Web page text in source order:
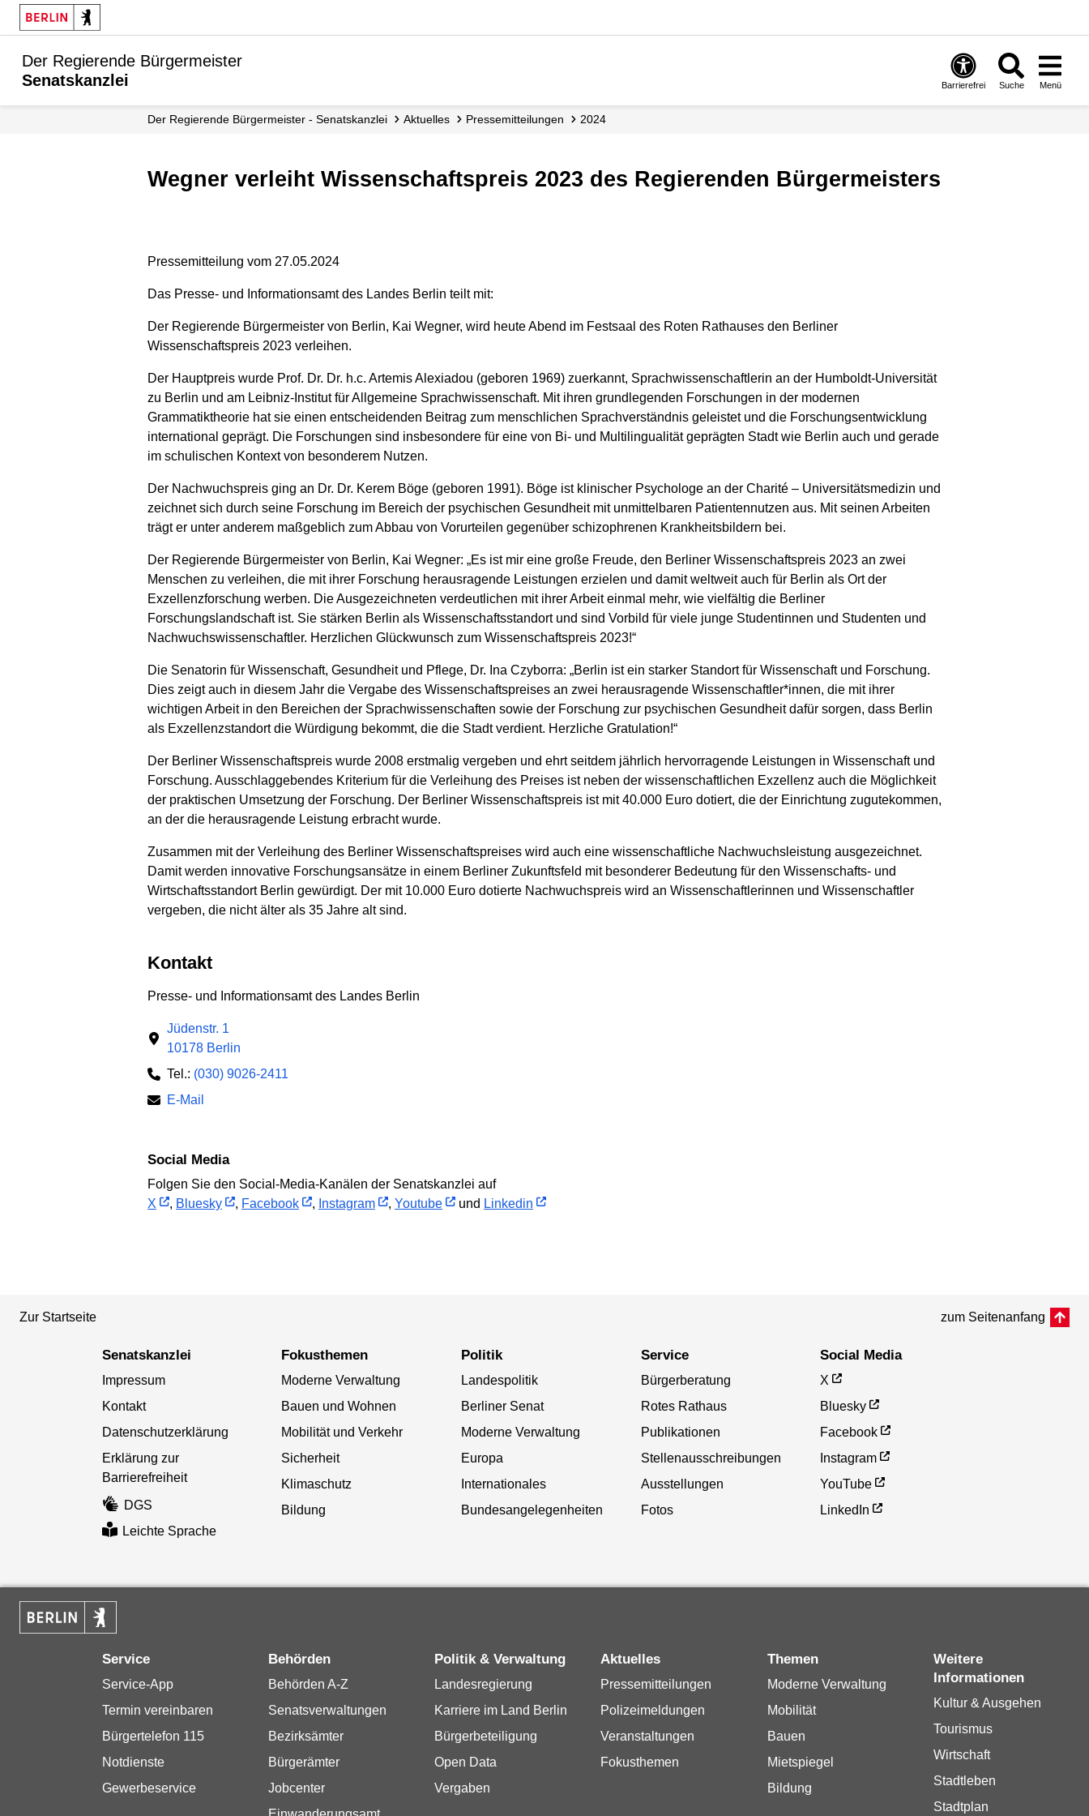
Der Regierende Bürgermeister
Senatskanzlei
Barrierefrei Suche Menü
Der Regierende Bürgermeister - Senatskanzlei Aktuelles Presse­mitteilungen 2024
Wegner verleiht Wissenschaftspreis 2023 des Regierenden Bürgermeisters
Pressemitteilung vom 27.05.2024
Das Presse- und Informationsamt des Landes Berlin teilt mit:
Der Regierende Bürgermeister von Berlin, Kai Wegner, wird heute Abend im Festsaal des Roten Rathauses den Berliner
Wissenschaftspreis 2023 verleihen.
Der Hauptpreis wurde Prof. Dr. Dr. h.c. Artemis Alexiadou (geboren 1969) zuerkannt, Sprachwissenschaftlerin an der Humboldt-Universität
zu Berlin und am Leibniz-Institut für Allgemeine Sprachwissenschaft. Mit ihren grundlegenden Forschungen in der modernen
Grammatiktheorie hat sie einen entscheidenden Beitrag zum menschlichen Sprachverständnis geleistet und die Forschungsentwicklung
international geprägt. Die Forschungen sind insbesondere für eine von Bi- und Multilingualität geprägten Stadt wie Berlin auch und gerade
im schulischen Kontext von besonderem Nutzen.
Der Nachwuchspreis ging an Dr. Dr. Kerem Böge (geboren 1991). Böge ist klinischer Psychologe an der Charité – Universitätsmedizin und
zeichnet sich durch seine Forschung im Bereich der psychischen Gesundheit mit unmittelbaren Patientennutzen aus. Mit seinen Arbeiten
trägt er unter anderem maßgeblich zum Abbau von Vorurteilen gegenüber schizophrenen Krankheitsbildern bei.
Der Regierende Bürgermeister von Berlin, Kai Wegner: „Es ist mir eine große Freude, den Berliner Wissenschaftspreis 2023 an zwei
Menschen zu verleihen, die mit ihrer Forschung herausragende Leistungen erzielen und damit weltweit auch für Berlin als Ort der
Exzellenzforschung werben. Die Ausgezeichneten verdeutlichen mit ihrer Arbeit einmal mehr, wie vielfältig die Berliner
Forschungslandschaft ist. Sie stärken Berlin als Wissenschaftsstandort und sind Vorbild für viele junge Studentinnen und Studenten und
Nachwuchswissenschaftler. Herzlichen Glückwunsch zum Wissenschaftspreis 2023!“
Die Senatorin für Wissenschaft, Gesundheit und Pflege, Dr. Ina Czyborra: „Berlin ist ein starker Standort für Wissenschaft und Forschung.
Dies zeigt auch in diesem Jahr die Vergabe des Wissenschaftspreises an zwei herausragende Wissenschaftler*innen, die mit ihrer
wichtigen Arbeit in den Bereichen der Sprachwissenschaften sowie der Forschung zur psychischen Gesundheit dafür sorgen, dass Berlin
als Exzellenzstandort die Würdigung bekommt, die die Stadt verdient. Herzliche Gratulation!“
Der Berliner Wissenschaftspreis wurde 2008 erstmalig vergeben und ehrt seitdem jährlich hervorragende Leistungen in Wissenschaft und
Forschung. Ausschlaggebendes Kriterium für die Verleihung des Preises ist neben der wissenschaftlichen Exzellenz auch die Möglichkeit
der praktischen Umsetzung der Forschung. Der Berliner Wissenschaftspreis ist mit 40.000 Euro dotiert, die der Einrichtung zugutekommen,
an der die herausragende Leistung erbracht wurde.
Zusammen mit der Verleihung des Berliner Wissenschaftspreises wird auch eine wissenschaftliche Nachwuchsleistung ausgezeichnet.
Damit werden innovative Forschungsansätze in einem Berliner Zukunftsfeld mit besonderer Bedeutung für den Wissenschafts- und
Wirtschaftsstandort Berlin gewürdigt. Der mit 10.000 Euro dotierte Nachwuchspreis wird an Wissenschaftlerinnen und Wissenschaftler
vergeben, die nicht älter als 35 Jahre alt sind.
Kontakt
Presse- und Informationsamt des Landes Berlin
Jüdenstr. 1
10178 Berlin
Tel.: (030) 9026-2411
E-Mail
Social Media
Folgen Sie den Social-Media-Kanälen der Senatskanzlei auf
X
, Bluesky , Facebook , Instagram , Youtube und Linkedin
Zur Startseite zum Seitenanfang
Senatskanzlei
Impressum
Kontakt
Datenschutzerklärung
Erklärung zur
Barrierefreiheit
DGS
Leichte Sprache
Fokusthemen
Moderne Verwaltung
Bauen und Wohnen
Mobilität und Verkehr
Sicherheit
Klimaschutz
Bildung
Politik
Landespolitik
Berliner Senat
Moderne Verwaltung
Europa
Internationales
Bundesangelegenheiten
Service
Bürgerberatung
Rotes Rathaus
Publikationen
Stellenausschreibungen
Ausstellungen
Fotos
Social Media
X
Bluesky
Facebook
Instagram
YouTube
LinkedIn
Service
Service-App
Termin vereinbaren
Bürgertelefon 115
Notdienste
Gewerbeservice
Behörden
Behörden A-Z
Senatsverwaltungen
Bezirksämter
Bürgerämter
Jobcenter
Politik & Verwaltung
Landesregierung
Karriere im Land Berlin
Bürgerbeteiligung
Open Data
Vergaben
Aktuelles
Pressemitteilungen
Polizeimeldungen
Veranstaltungen
Fokusthemen
Themen
Moderne Verwaltung
Mobilität
Bauen
Mietspiegel
Bildung
Weitere
Informationen
Kultur & Ausgehen
Tourismus
Wirtschaft
Stadtleben
Stadtplan